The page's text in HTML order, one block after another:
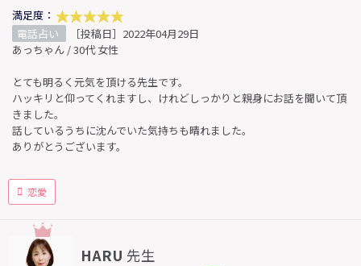
満足度：
電話占い
［投稿日］2022年04月29日
あっちゃん / 30代 女性
とても明るく元気を頂ける先生です。
ハッキリと仰ってくれますし、けれどしっかりと親身にお話を聞いて頂
きました。
話しているうちに沈んでいた気持ちも晴れました。
ありがとうございます。
恋愛
HARU 先生